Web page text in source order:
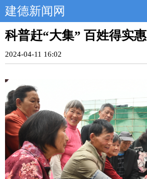
建德新闻网
科普赶“大集” 百姓得实惠
2024-04-11 16:02